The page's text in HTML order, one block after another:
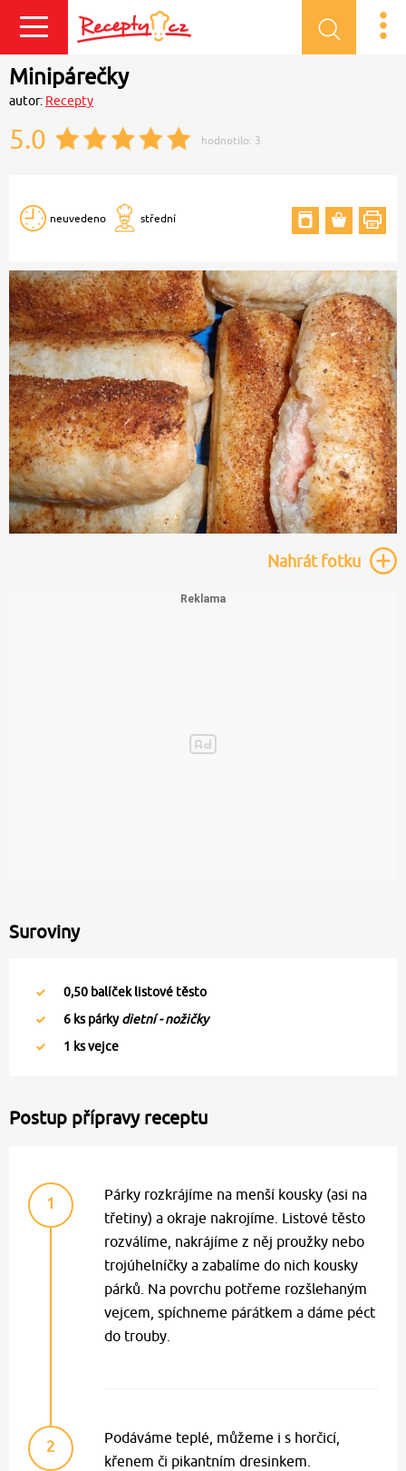
Přihlásit se
Minipárečky
autor: Recepty
5.0 hodnotilo: 3
neuvedeno střední
Nahrátfotku
Suroviny
0,50 balíček listové těsto
6 ks párkydietní - nožičky
1 ks vejce
Postup přípravy receptu
1
Párky rozkrájíme na menší kousky (asi na
třetiny) a okraje nakrojíme. Listové těsto
rozválíme, nakrájíme z něj proužky nebo
trojúhelníčky a zabalíme do nich kousky
párků. Na povrchu potřeme rozšlehaným
vejcem, spíchneme párátkem a dáme péct
do trouby.
2
Podáváme teplé, můžeme i s horčicí,
křenem či pikantním dresinkem.